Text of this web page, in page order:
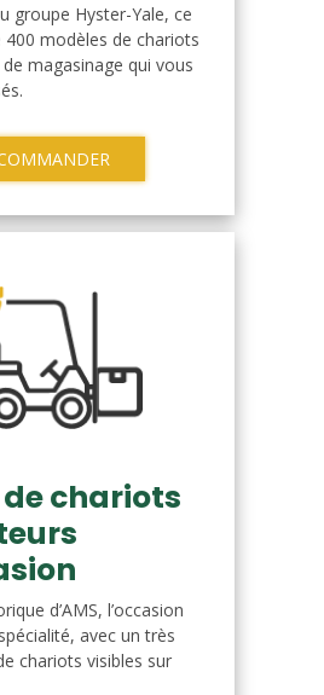
groupe Hyster-Yale, ce
400 modèles de chariots
magasinage qui vous
chariots
d’AMS, l’occasion
avec un très
chariots visibles sur